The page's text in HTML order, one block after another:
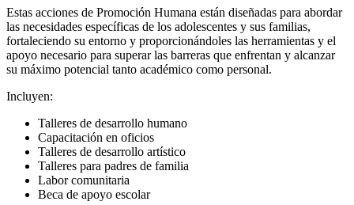
Estas acciones de Promoción Humana están diseñadas para abordar
las necesidades específicas de los adolescentes y sus familias,
fortaleciendo su entorno y proporcionándoles las herramientas y el
apoyo necesario para superar las barreras que enfrentan y alcanzar
su máximo potencial tanto académico como personal.
Incluyen:
Talleres de desarrollo humano
Capacitación en oficios
Talleres de desarrollo artístico
Talleres para padres de familia
Labor comunitaria
Beca de apoyo escolar